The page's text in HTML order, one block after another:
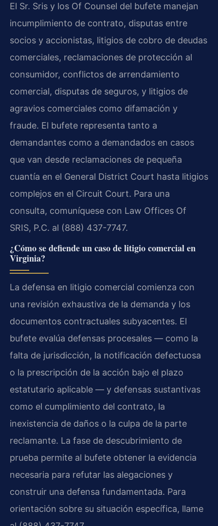
El Sr. Sris y los Of Counsel del bufete manejan
incumplimiento de contrato, disputas entre
socios y accionistas, litigios de cobro de deudas
comerciales, reclamaciones de protección al
consumidor, conflictos de arrendamiento
comercial, disputas de seguros, y litigios de
agravios comerciales como difamación y
fraude. El bufete representa tanto a
demandantes como a demandados en casos
que van desde reclamaciones de pequeña
cuantía en el General District Court hasta litigios
complejos en el Circuit Court. Para una
consulta, comuníquese con Law Offices Of
SRIS, P.C. al (888) 437-7747.
¿Cómo se defiende un caso de litigio comercial en
Virginia?
La defensa en litigio comercial comienza con
una revisión exhaustiva de la demanda y los
documentos contractuales subyacentes. El
bufete evalúa defensas procesales — como la
falta de jurisdicción, la notificación defectuosa
o la prescripción de la acción bajo el plazo
estatutario aplicable — y defensas sustantivas
como el cumplimiento del contrato, la
inexistencia de daños o la culpa de la parte
reclamante. La fase de descubrimiento de
prueba permite al bufete obtener la evidencia
necesaria para refutar las alegaciones y
construir una defensa fundamentada. Para
orientación sobre su situación específica, llame